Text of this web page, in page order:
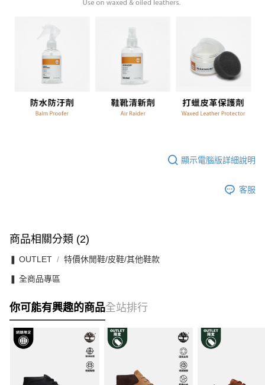
顯示電腦版詳細說明
客服
商品相關分類 (2)
❚ OUTLET 特價休閒鞋/皮鞋/其他鞋款
❚ 全商品專區
你可能有興趣的商品全站排行